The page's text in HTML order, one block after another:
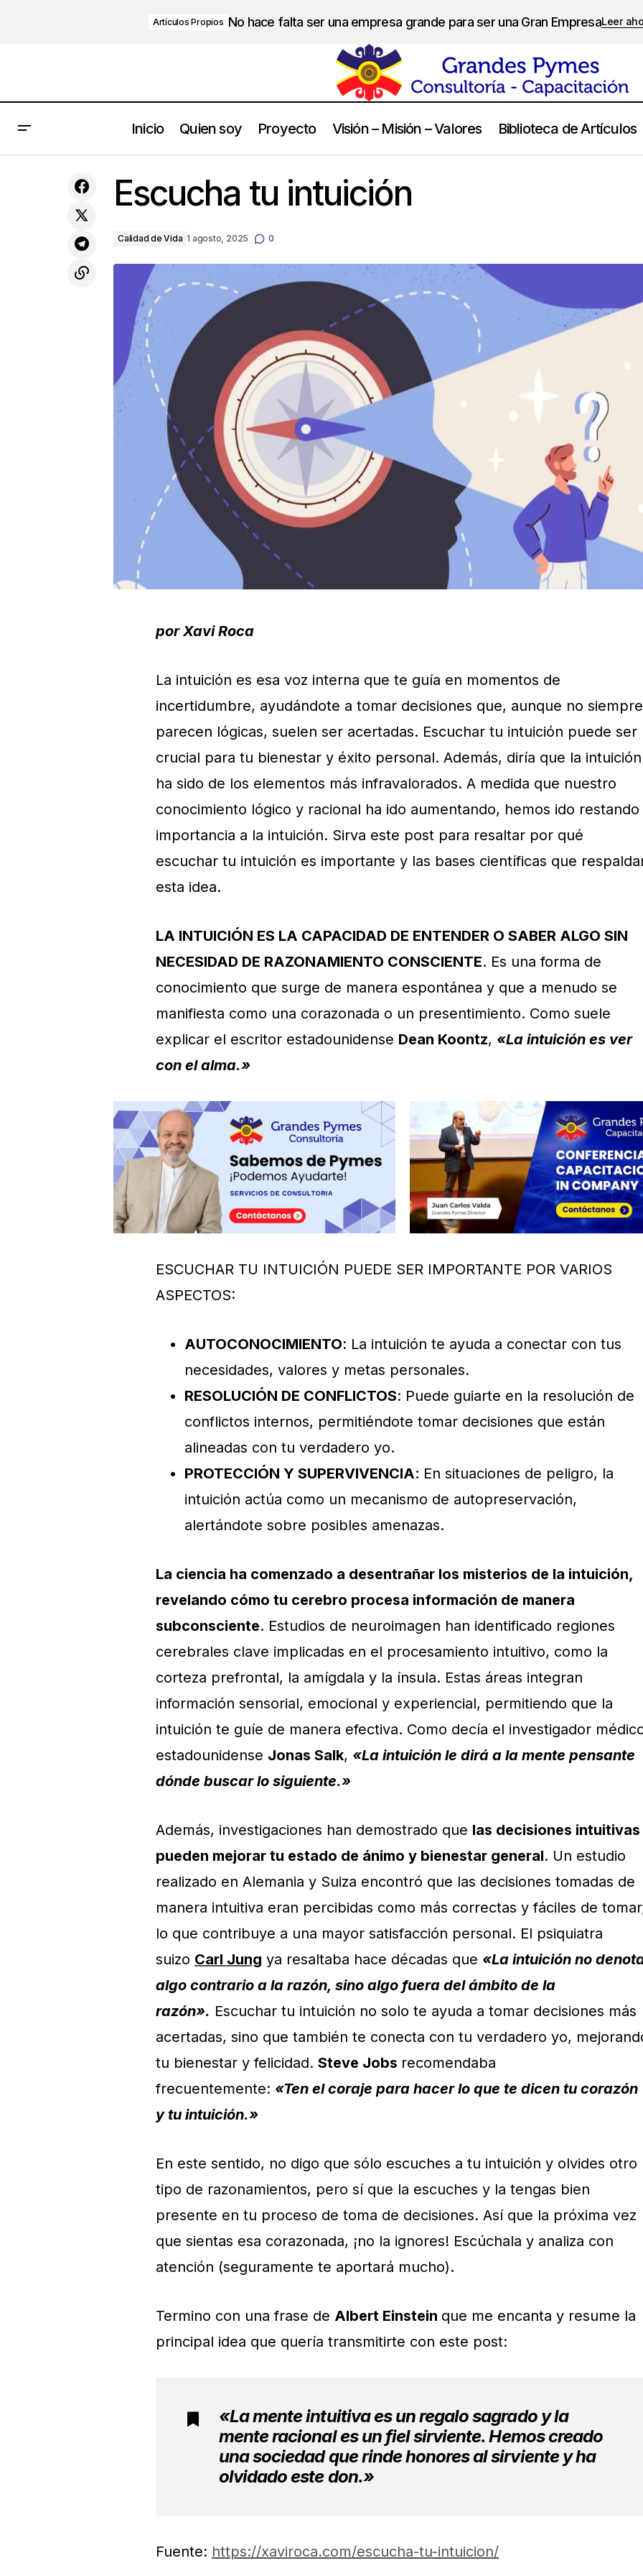
Artículos Propios No hace falta ser una empresa grande para ser una Gran EmpresaLeer
Inicio Quien soy Proyecto Visión – Misión – Valores Biblioteca de Artículos
también actúa. Aquí te contamos cómo
liderar desde el frente.Escucha tu intuición
Calidad de Vida 1 agosto, 2025 0
por Xavi Roca
La intuición es esa voz interna que te guía en momentos de
incertidumbre, ayudándote a tomar decisiones que, aunque no siempre
parecen lógicas, suelen ser acertadas. Escuchar tu intuición puede ser
crucial para tu bienestar y éxito personal. Además, diría que la intuición
ha sido de los elementos más infravalorados. A medida que nuestro
conocimiento lógico y racional ha ido aumentando, hemos ido restando
importancia a la intuición. Sirva este post para resaltar por qué
escuchar tu intuición es importante y las bases científicas que
esta idea.
LA INTUICIÓN ES LA CAPACIDAD DE ENTENDER O SABER ALGO SIN
NECESIDAD DE RAZONAMIENTO CONSCIENTE. Es una forma de
conocimiento que surge de manera espontánea y que a menudo se
manifiesta como una corazonada o un presentimiento. Como suele
explicar el escritor estadounidense Dean Koontz, «La intuición es ver
con el alma.»
ESCUCHAR TU INTUICIÓN PUEDE SER IMPORTANTE POR VARIOS
ASPECTOS:
AUTOCONOCIMIENTO: La intuición te ayuda a conectar con tus
necesidades, valores y metas personales.
RESOLUCIÓN DE CONFLICTOS: Puede guiarte en la resolución de
conflictos internos, permitiéndote tomar decisiones que están
alineadas con tu verdadero yo.
PROTECCIÓN Y SUPERVIVENCIA: En situaciones de peligro, la
intuición actúa como un mecanismo de autopreservación,
alertándote sobre posibles amenazas.
La ciencia ha comenzado a desentrañar los misterios de la intuición,
revelando cómo tu cerebro procesa información de manera
subconsciente. Estudios de neuroimagen han identificado regiones
cerebrales clave implicadas en el procesamiento intuitivo, como la
corteza prefrontal, la amígdala y la ínsula. Estas áreas integran
información sensorial, emocional y experiencial, permitiendo que la
intuición te guíe de manera efectiva. Como decía el investigador
estadounidense Jonas Salk, «La intuición le dirá a la mente pensante
dónde buscar lo siguiente.»
Además, investigaciones han demostrado que las decisiones intuitivas
pueden mejorar tu estado de ánimo y bienestar general. Un estudio
realizado en Alemania y Suiza encontró que las decisiones tomadas de
manera intuitiva eran percibidas como más correctas y fáciles de
lo que contribuye a una mayor satisfacción personal. El psiquiatra
suizo Carl Jung ya resaltaba hace décadas que «La intuición no
algo contrario a la razón, sino algo fuera del ámbito de la
razón». Escuchar tu intuición no solo te ayuda a tomar decisiones más
acertadas, sino que también te conecta con tu verdadero yo,
tu bienestar y felicidad. Steve Jobs recomendaba
frecuentemente: «Ten el coraje para hacer lo que te dicen tu corazón
y tu intuición.»
En este sentido, no digo que sólo escuches a tu intuición y olvides otro
tipo de razonamientos, pero sí que la escuches y la tengas bien
presente en tu proceso de toma de decisiones. Así que la próxima vez
que sientas esa corazonada, ¡no la ignores! Escúchala y analiza con
atención (seguramente te aportará mucho).
Termino con una frase de Albert Einstein que me encanta y resume la
principal idea que quería transmitirte con este post:
«La mente intuitiva es un regalo sagrado y la
mente racional es un fiel sirviente. Hemos creado
una sociedad que rinde honores al sirviente y ha
olvidado este don.»
Fuente: https://xaviroca.com/escucha-tu-intuicion/